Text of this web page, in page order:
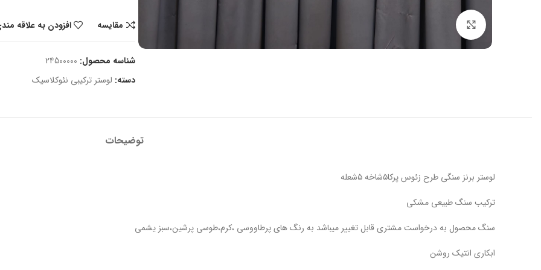
مقایسه افزودن به علاقه
شناسه محصول: 24500000
دسته: لوستر ترکیبی نئوکلاسیک
توضیحات
لوستر برنز سنگی طرح زئوس پرکا۵شاخه ۵شعله
ترکیب سنگ طبیعی مشکی
سنگ محصول به درخواست مشتری قابل تغییر میباشد به رنگ های پرطاووسی ،کرم،طوسی پرشین،سبز یشمی
ابکاری انتیک روشن